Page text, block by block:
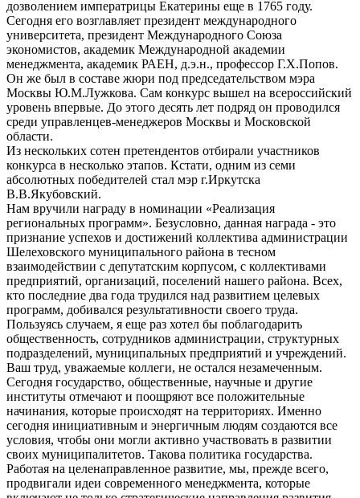
дозволением императрицы Екатерины еще в 1765 году.
Сегодня его возглавляет президент международного
университета, президент Международного Союза
экономистов, академик Международной академии
менеджмента, академик РАЕН, д.э.н., профессор Г.Х.Попов.
Он же был в составе жюри под председательством мэра
Москвы Ю.М.Лужкова. Сам конкурс вышел на всероссийский
уровень впервые. До этого десять лет подряд он проводился
среди управленцев-менеджеров Москвы и Московской
области.
Из нескольких сотен претендентов отбирали участников
конкурса в несколько этапов. Кстати, одним из семи
абсолютных победителей стал мэр г.Иркутска
В.В.Якубовский.
Нам вручили награду в номинации «Реализация
региональных программ». Безусловно, данная награда - это
признание успехов и достижений коллектива администрации
Шелеховского муниципального района в тесном
взаимодействии с депутатским корпусом, с коллективами
предприятий, организаций, поселений нашего района. Всех,
кто последние два года трудился над развитием целевых
программ, добивался результативности своего труда.
Пользуясь случаем, я еще раз хотел бы поблагодарить
общественность, сотрудников администрации, структурных
подразделений, муниципальных предприятий и учреждений.
Ваш труд, уважаемые коллеги, не остался незамеченным.
Сегодня государство, общественные, научные и другие
институты отмечают и поощряют все положительные
начинания, которые происходят на территориях. Именно
сегодня инициативным и энергичным людям создаются все
условия, чтобы они могли активно участвовать в развитии
своих муниципалитетов. Такова политика государства.
Работая на целенаправленное развитие, мы, прежде всего,
продвигали идеи современного менеджмента, которые